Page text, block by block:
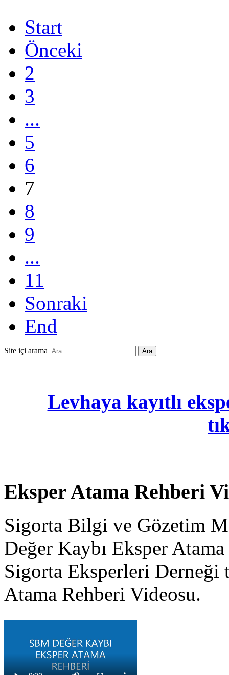
Start
Önceki
2
3
...
5
6
7
8
9
...
11
Sonraki
End
Site içi arama Ara
Levhaya kayıtlı
Eksper Atama Rehberi
Sigorta Bilgi ve Gözetim
Değer Kaybı Eksper
Sigorta Eksperleri Derneği
Atama Rehberi Videosu.